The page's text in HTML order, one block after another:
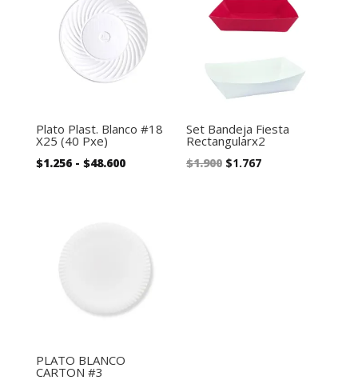
Plato Plast. Blanco #18
X25 (40 Pxe)
$1.256 - $48.600Rango
hasta
Set Bandeja Fiesta
Rectangularx2
$1.900 El
$1.767El
PLATO BLANCO
CARTON #3